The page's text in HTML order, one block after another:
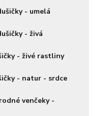
- umelá
- živá
- živé rastliny
- natur - srdce
venčeky -